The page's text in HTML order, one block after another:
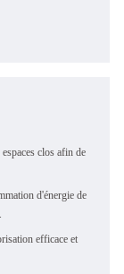
clos afin de
d'énergie de
efficace et